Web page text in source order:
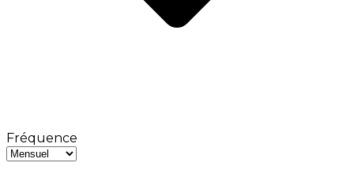
Fréquence